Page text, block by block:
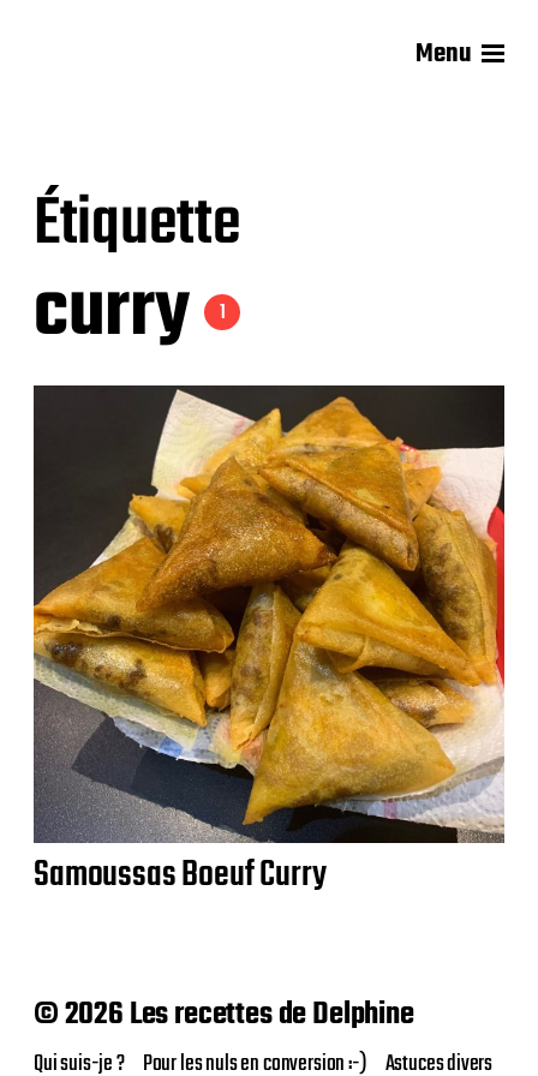
Menu
Étiquette
curry 1
Samoussas Boeuf Curry
© 2026 Les recettes de Delphine
Qui suis-je ? Pour les nuls en conversion :-) Astuces divers